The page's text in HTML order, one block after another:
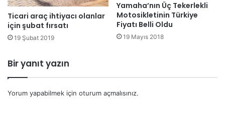
Ticari araç ihtiyacı olanlar
için şubat fırsatı
19 Şubat 2019
Yamaha’nın Üç Tekerlekli
Motosikletinin Türkiye
Fiyatı Belli Oldu
19 Mayıs 2018
Bir yanıt yazın
Yorum yapabilmek için oturum açmalısınız.